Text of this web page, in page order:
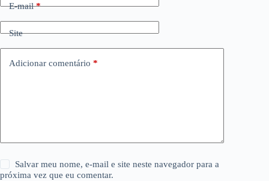
E-mail*
Site
Adicionar comentário *
Salvar meu nome, e-mail e site neste navegador para a
próxima vez que eu comentar.